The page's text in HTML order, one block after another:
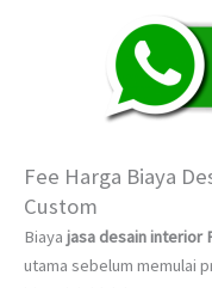
Fee Harga Biaya
Custom
Biaya jasa desain interior
utama sebelum memulai